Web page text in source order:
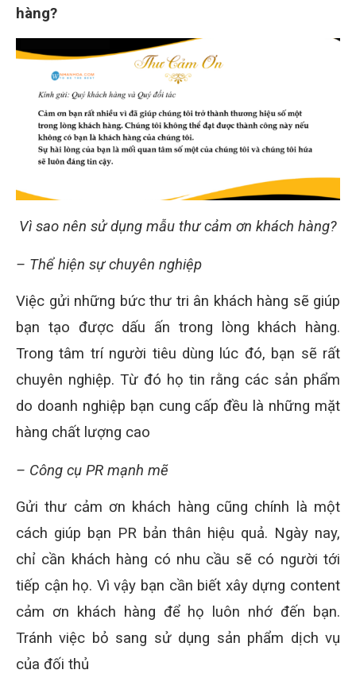
hàng?
Vì sao nên sử dụng mẫu thư cảm ơn khách hàng?
– Thể hiện sự chuyên nghiệp
Việc gửi những bức thư tri ân khách hàng sẽ giúp
bạn tạo được dấu ấn trong lòng khách hàng.
Trong tâm trí người tiêu dùng lúc đó, bạn sẽ rất
chuyên nghiệp. Từ đó họ tin rằng các sản phẩm
do doanh nghiệp bạn cung cấp đều là những mặt
hàng chất lượng cao
– Công cụ PR mạnh mẽ
Gửi thư cảm ơn khách hàng cũng chính là một
cách giúp bạn PR bản thân hiệu quả. Ngày nay,
chỉ cần khách hàng có nhu cầu sẽ có người tới
tiếp cận họ. Vì vậy bạn cần biết xây dựng content
cảm ơn khách hàng để họ luôn nhớ đến bạn.
Tránh việc bỏ sang sử dụng sản phẩm dịch vụ
của đối thủ